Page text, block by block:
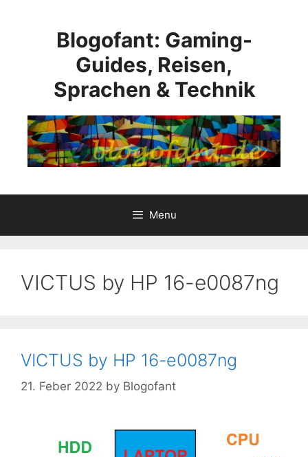
Blogofant: Gaming-
Guides, Reisen,
Sprachen & Technik
Menu
VICTUS by HP 16-e0087ng
VICTUS by HP 16-e0087ng
21. Feber 2022 by Blogofant